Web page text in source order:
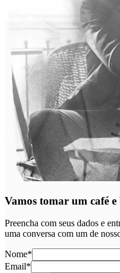
Vamos tomar um café
Preencha com seus dados e
uma conversa com um de
Nome*
Email*